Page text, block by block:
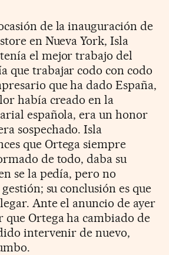
de la inauguración de
en Nueva York, Isla
el mejor trabajo del
que trabajar codo con codo
que ha dado España,
había creado en la
española, era un honor
sospechado. Isla
que Ortega siempre
de todo, daba su
se la pedía, pero no
su conclusión es que
Ante el anuncio de ayer
Ortega ha cambiado de
intervenir de nuevo,